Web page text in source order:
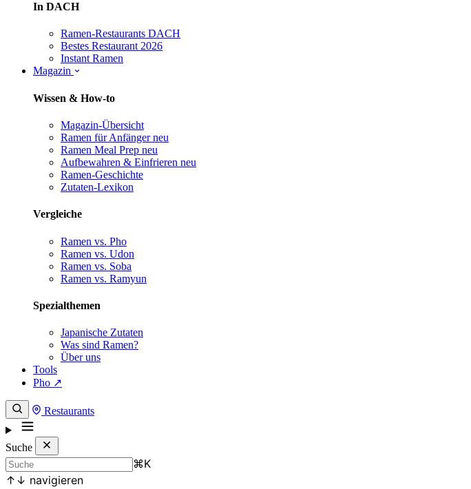
In DACH
Ramen-Restaurants DACH
Bestes Restaurant 2026
Instant Ramen
Magazin
Wissen & How-to
Magazin-Übersicht
Ramen für Anfänger neu
Ramen Meal Prep neu
Aufbewahren & Einfrieren neu
Ramen-Geschichte
Zutaten-Lexikon
Vergleiche
Ramen vs. Pho
Ramen vs. Udon
Ramen vs. Soba
Ramen vs. Ramyun
Spezialthemen
Japanische Zutaten
Was sind Ramen?
Über uns
Tools
Pho ↗
Restaurants
Suche
⌘K
↑ ↓ navigieren